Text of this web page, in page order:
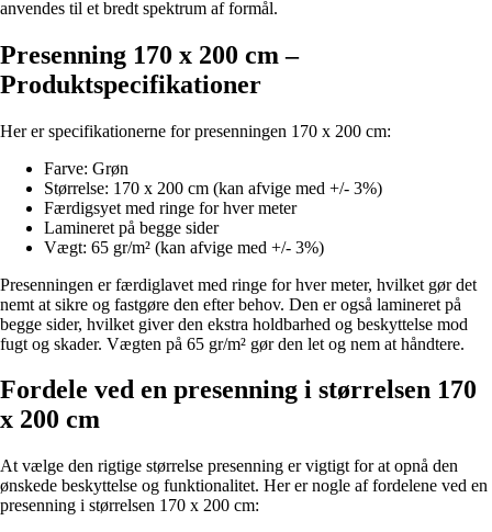
anvendes til et bredt spektrum af formål.
Presenning 170 x 200 cm –
Produktspecifikationer
Her er specifikationerne for presenningen 170 x 200 cm:
Farve: Grøn
Størrelse: 170 x 200 cm (kan afvige med +/- 3%)
Færdigsyet med ringe for hver meter
Lamineret på begge sider
Vægt: 65 gr/m² (kan afvige med +/- 3%)
Presenningen er færdiglavet med ringe for hver meter, hvilket gør det
nemt at sikre og fastgøre den efter behov. Den er også lamineret på
begge sider, hvilket giver den ekstra holdbarhed og beskyttelse mod
fugt og skader. Vægten på 65 gr/m² gør den let og nem at håndtere.
Fordele ved en presenning i størrelsen 170
x 200 cm
At vælge den rigtige størrelse presenning er vigtigt for at opnå den
ønskede beskyttelse og funktionalitet. Her er nogle af fordelene ved en
presenning i størrelsen 170 x 200 cm: